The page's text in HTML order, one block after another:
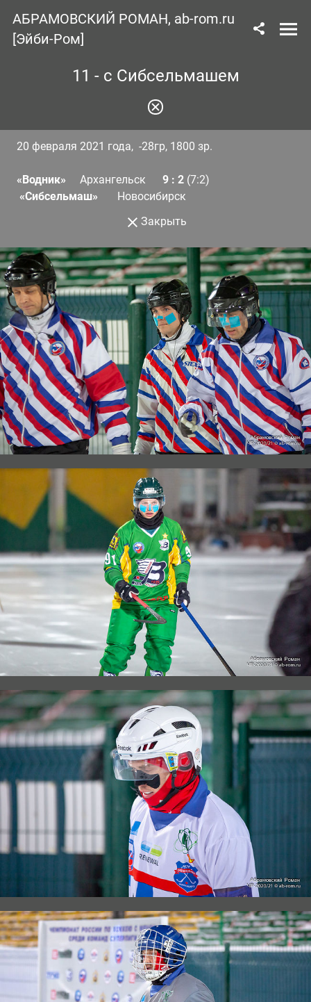
АБРАМОВСКИЙ РОМАН, ab-rom.ru
[Эйби-Ром]
11 - с Сибсельмашем
20 февраля 2021 года, -28гр, 1800 зр.
«Водник» Архангельск 9 : 2 (7:2)
«Сибсельмаш» Новосибирск
Закрыть